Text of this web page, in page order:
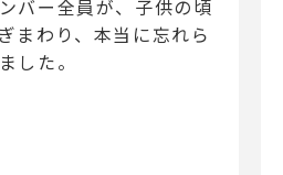
バー全員が、子供の頃
まわり、本当に忘れら
した。